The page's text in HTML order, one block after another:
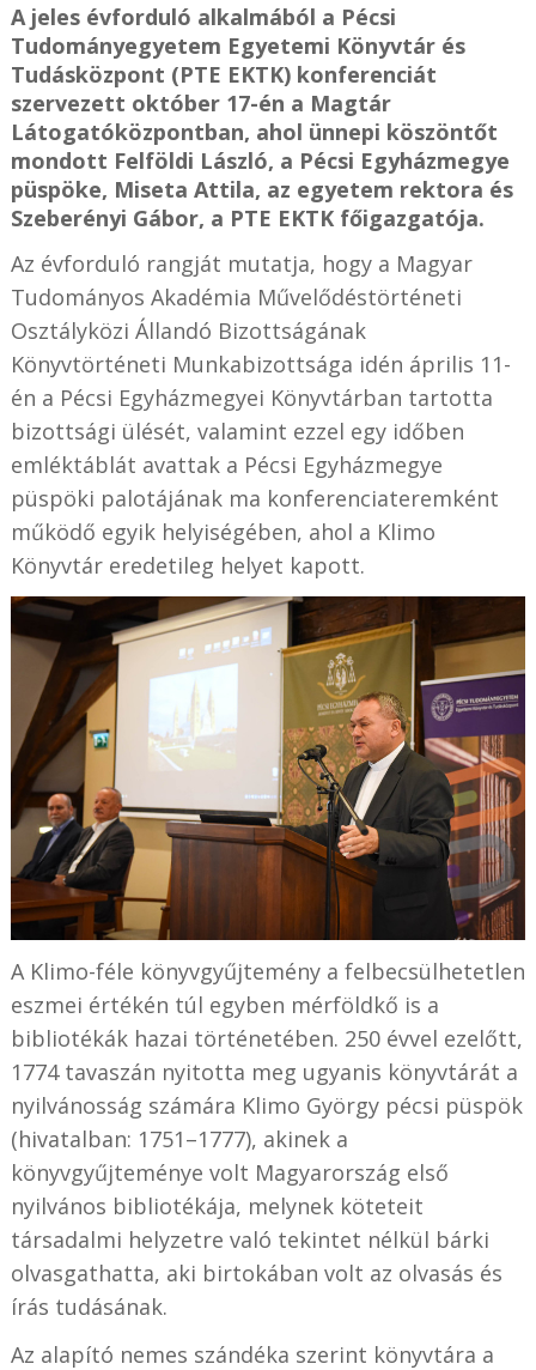
A jeles évforduló alkalmából a Pécsi
Tudományegyetem Egyetemi Könyvtár és
Tudásközpont (PTE EKTK) konferenciát
szervezett október 17-én a Magtár
Látogatóközpontban, ahol ünnepi köszöntőt
mondott Felföldi László, a Pécsi Egyházmegye
püspöke, Miseta Attila, az egyetem rektora és
Szeberényi Gábor, a PTE EKTK főigazgatója.
Az évforduló rangját mutatja, hogy a Magyar
Tudományos Akadémia Művelődéstörténeti
Osztályközi Állandó Bizottságának
Könyvtörténeti Munkabizottsága idén április 11-
én a Pécsi Egyházmegyei Könyvtárban tartotta
bizottsági ülését, valamint ezzel egy időben
emléktáblát avattak a Pécsi Egyházmegye
püspöki palotájának ma konferenciateremként
működő egyik helyiségében, ahol a Klimo
Könyvtár eredetileg helyet kapott.
A Klimo-féle könyvgyűjtemény a felbecsülhetetlen
eszmei értékén túl egyben mérföldkő is a
bibliotékák hazai történetében. 250 évvel ezelőtt,
1774 tavaszán nyitotta meg ugyanis könyvtárát a
nyilvánosság számára Klimo György pécsi püspök
(hivatalban: 1751–1777), akinek a
könyvgyűjteménye volt Magyarország első
nyilvános bibliotékája, melynek köteteit
társadalmi helyzetre való tekintet nélkül bárki
olvasgathatta, aki birtokában volt az olvasás és
írás tudásának.
Az alapító nemes szándéka szerint könyvtára a